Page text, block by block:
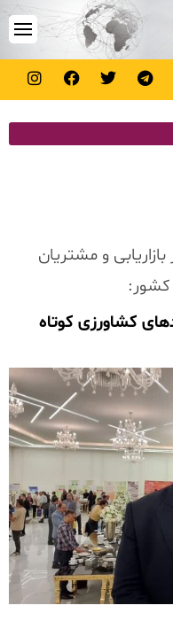
و مشتریان
کشاورزی کوتاه